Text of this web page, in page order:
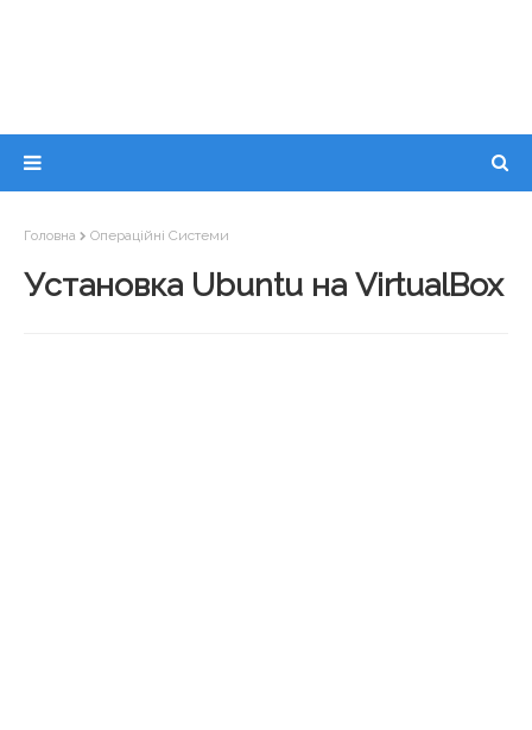
Головна Операційні Системи
Установка Ubuntu на VirtualBox